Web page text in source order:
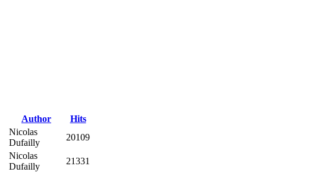
Author
Hits
Nicolas
Dufailly
20109
Nicolas
Dufailly
21331